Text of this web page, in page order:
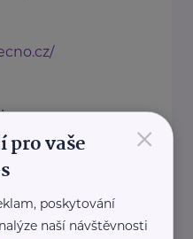
věcí ČR
2
×
pro vaše
poskytování
naší návštěvnosti